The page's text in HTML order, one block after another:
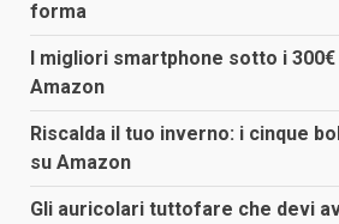
forma
I migliori smartphone sotto i
Amazon
Riscalda il tuo inverno: i cinque
su Amazon
Gli auricolari tuttofare che devi